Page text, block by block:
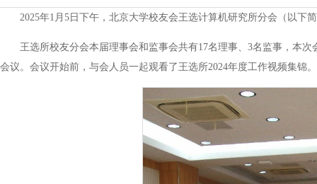
2025年1月5日下午，北京大学校友会王选计算机研究所分会（以下
王选所校友分会本届理事会和监事会共有17名理事、3名监事，本
会议。会议开始前，与会人员一起观看了王选所2024年度工作视频集锦。